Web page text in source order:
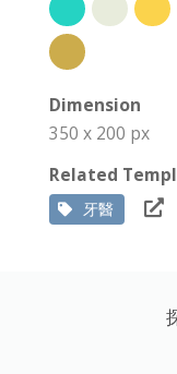
Dimension
350 x 200 px
Related
牙醫